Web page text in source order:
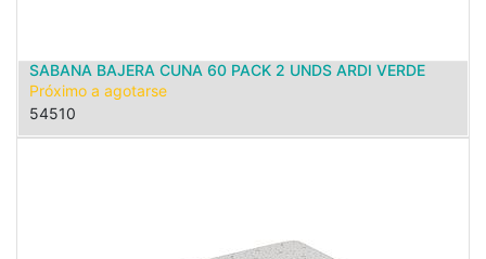
SABANA BAJERA CUNA 60 PACK 2 UNDS ARDI VERDE
Próximo a agotarse
54510